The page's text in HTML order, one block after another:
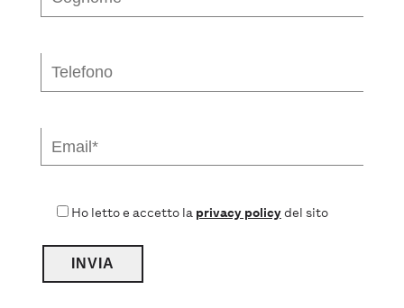
Ho letto e accetto la privacy policydel sito